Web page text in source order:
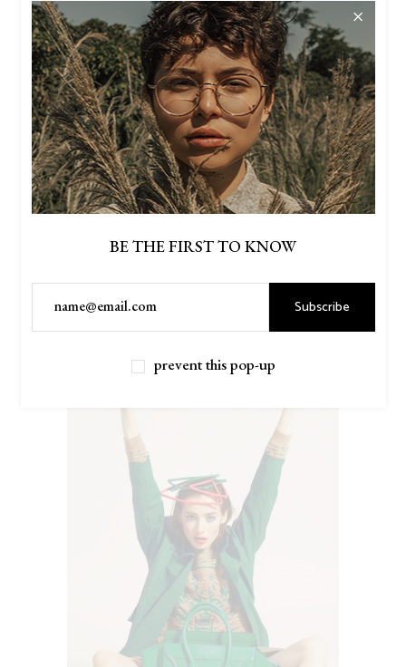
BE THE FIRST TO KNOW
Subscribe
prevent this pop-up
amet inani discere. Porro noster
scaevola melea.
RELATED
PRODUCTS